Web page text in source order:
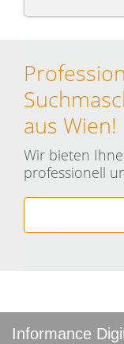
aus Wien!
Wir bieten
professionell
Informance